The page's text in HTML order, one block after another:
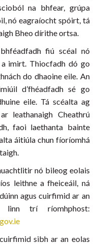
na bhfear, grúpa
nó eagraíocht spóirt, tá
Bheo dírithe ortsa.
fiú scéal nó
imirt. Thiocfadh dó go
do dhaoine eile. An
d’fhéadfadh sé go
eile. Tá scéalta ag
leathanaigh Cheathrú
faoi laethanta bainte
áitiúla chun fíoríomhá
nó bileog eolais
leithne a fheiceáil, ná
agus cuirfimid ar an
linn trí ríomhphost:
sibh ar an eolas